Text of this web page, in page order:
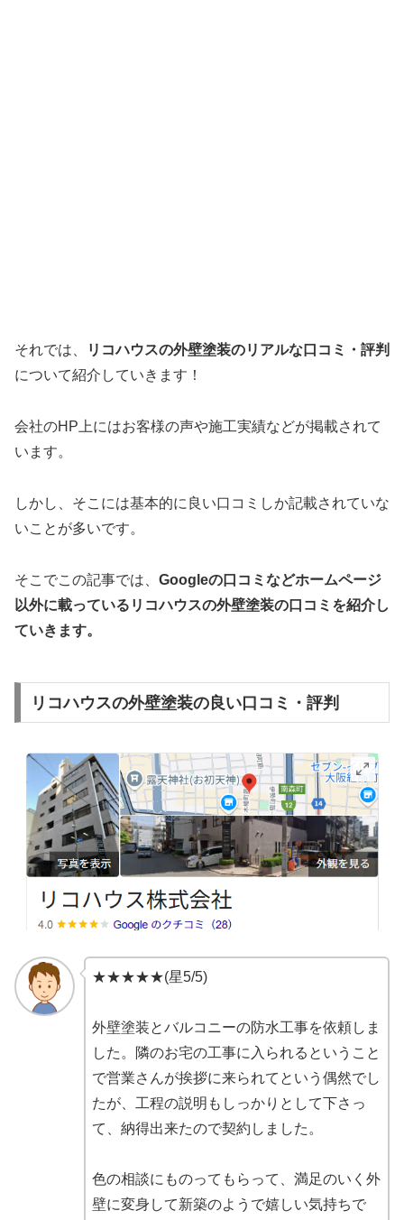
それでは、
リコハウスの外壁塗装のリアルな口コミ・評判
について紹介していきます！
会社のHP上にはお客様の声や施工実績などが掲載されて
います。
しかし、そこには基本的に良い口コミしか記載されていな
いことが多いです。
そこでこの記事では、 Googleの口コミなどホームページ
以外に載っているリコハウスの外壁塗装の口コミを紹介し
ていきます。
リコハウスの外壁塗装の良い口コミ・評判
★★★★★(星5/5)
外壁塗装とバルコニーの防水工事を依頼しま
した。隣のお宅の工事に入られるということ
で営業さんが挨拶に来られてという偶然でし
たが、工程の説明もしっかりとして下さっ
て、納得出来たので契約しました。
色の相談にものってもらって、満足のいく外
壁に変身して新築のようで嬉しい気持ちで